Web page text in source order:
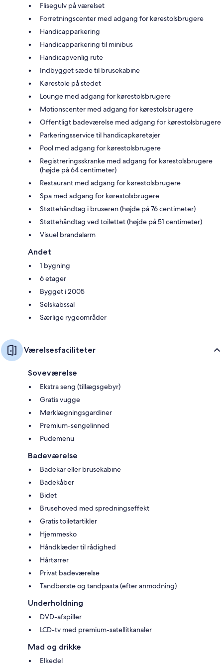
Flisegulv på værelset
Forretningscenter med adgang for kørestolsbrugere
Handicapparkering
Handicapparkering til minibus
Handicapvenlig rute
Indbygget sæde til brusekabine
Kørestole på stedet
Lounge med adgang for kørestolsbrugere
Motionscenter med adgang for kørestolsbrugere
Offentligt badeværelse med adgang for kørestolsbrugere
Parkeringsservice til handicapkøretøjer
Pool med adgang for kørestolsbrugere
Registreringsskranke med adgang for kørestolsbrugere
(højde på 64 centimeter)
Restaurant med adgang for kørestolsbrugere
Spa med adgang for kørestolsbrugere
Støttehåndtag i bruseren (højde på 76 centimeter)
Støttehåndtag ved toilettet (højde på 51 centimeter)
Visuel brandalarm
Andet
1 bygning
6 etager
Bygget i 2005
Selskabssal
Særlige rygeområder
Værelsesfaciliteter
Soveværelse
Ekstra seng (tillægsgebyr)
Gratis vugge
Mørklægningsgardiner
Premium-sengelinned
Pudemenu
Badeværelse
Badekar eller brusekabine
Badekåber
Bidet
Brusehoved med spredningseffekt
Gratis toiletartikler
Hjemmesko
Håndklæder til rådighed
Hårtørrer
Privat badeværelse
Tandbørste og tandpasta (efter anmodning)
Underholdning
DVD-afspiller
LCD-tv med premium-satellitkanaler
Mad og drikke
Elkedel